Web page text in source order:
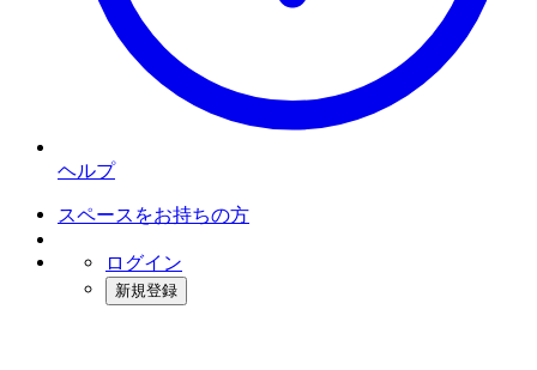
ヘルプ
スペースをお持ちの方
ログイン
新規登録